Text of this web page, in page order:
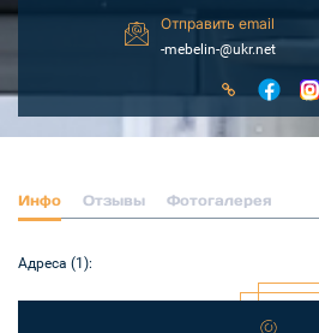
Отправить email
-mebelin-@ukr.net
Инфо Отзывы Фотогалерея
Адреса (1):